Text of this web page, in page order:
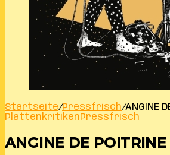
Startseite/Pressfrisch/ANGINE
PlattenkritikenPressfrisch
ANGINE DE POITRINE